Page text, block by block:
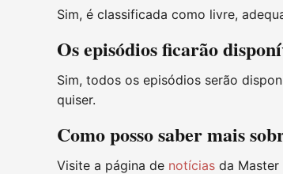
Sim, é classificada como livre,
Os episódios ficarão
Sim, todos os episódios serão
quiser.
Como posso saber mais
Visite a página de notícias da Master